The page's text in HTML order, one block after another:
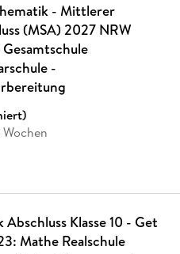
- Mittlerer
(MSA) 2027 NRW
-
Klasse 10 - Get
Mathe Realschule